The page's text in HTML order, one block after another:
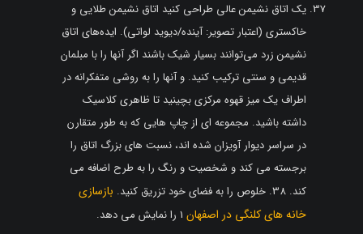
یک اتاق نشیمن عالی طراحی کنید اتاق نشیمن طلایی و
خاکستری (اعتبار تصویر: آینده/دیوید لواتی). ایده‌های اتاق
نشیمن زرد می‌توانند بسیار شیک باشند اگر آنها را با مبلمان
قدیمی و سنتی ترکیب کنید. و آنها را به روشی متفکرانه در
اطراف یک میز قهوه مرکزی بچینید تا ظاهری کلاسیک
داشته باشید. مجموعه ای از چاپ هایی که به طور متقارن
در سراسر دیوار آویزان شده اند، نسبت های بزرگ اتاق را
برجسته می کند و شخصیت و رنگ را به طرح اضافه می
کند. 38. خلوص را به فضای خود تزریق کنید.
بازسازی
خانه های کلنگی در اصفهان